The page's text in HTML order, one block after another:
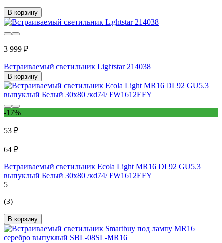
В корзину
3 999 ₽
Встраиваемый светильник Lightstar 214038
В корзину
-17%
53 ₽
64 ₽
Встраиваемый светильник Ecola Light MR16 DL92 GU5.3
выпуклый Белый 30x80 /кd74/ FW1612EFY
5
(3)
В корзину